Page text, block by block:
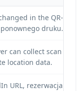
in the QR-Build
druku.
can collect scan time,
location data.
URL, rezerwacja